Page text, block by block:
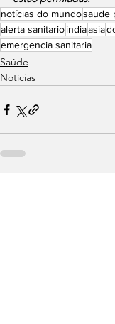
notícias do mundosaude
alerta sanitarioindiaasia
emergencia sanitaria
Saúde
Notícias